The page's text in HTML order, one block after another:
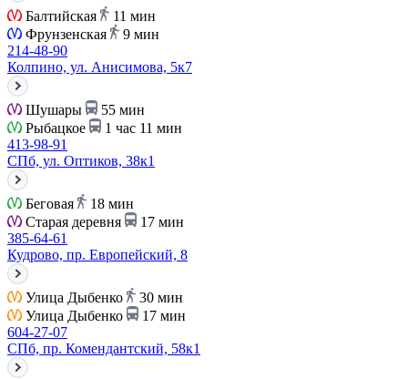
Балтийская
11 мин
Фрунзенская
9 мин
214-48-90
Колпино, ул. Анисимова, 5к7
Шушары
55 мин
Рыбацкое
1 час 11 мин
413-98-91
СПб, ул. Оптиков, 38к1
Беговая
18 мин
Старая деревня
17 мин
385-64-61
Кудрово, пр. Европейский, 8
Улица Дыбенко
30 мин
Улица Дыбенко
17 мин
604-27-07
СПб, пр. Комендантский, 58к1